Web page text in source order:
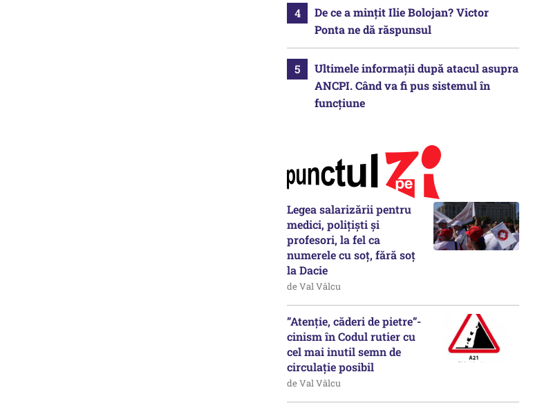
De ce a mințit Ilie Bolojan? Victor
Ponta ne dă răspunsul
Ultimele informații după atacul asupra
ANCPI. Când va fi pus sistemul în
funcțiune
Legea salarizării pentru
medici, polițiști și
profesori, la fel ca
numerele cu soț, fără soț
la Dacie
de Val Vâlcu
”Atenție, căderi de pietre”-
cinism în Codul rutier cu
cel mai inutil semn de
circulație posibil
de Val Vâlcu